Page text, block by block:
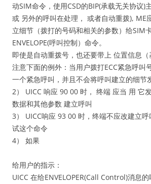
动SIM命令，使用CSD的BIP(承载无关协议)
或 另外的呼叫在处理， 或者自动重拨), ME
立细节（拨打的号码和相关的参数）给SIM
ENVELOPE(呼叫控制）命令。
即使是自动重拨号，也还要带上 位置信息（
注意下面的例外：当用户拨打ECC紧急呼叫
一个紧急呼叫，并且不会将呼叫建立的细节
2） UICC 响应 90 00 时， 终端 应当 用 它
数据和其他参数 建立呼叫
3） UICC响应 93 00 时，终端不应改建立
试这个命令
4） 如果
给用户的指示：
UICC 在给ENVELOPER(Call Control)消息